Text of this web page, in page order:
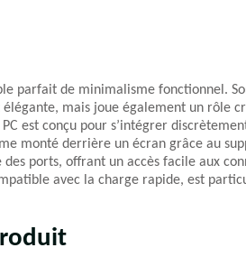
parfait de minimalisme fonctionnel.
mais joue également un rôle
est conçu pour s’intégrer
monté derrière un écran grâce au
ports, offrant un accès facile aux
avec la charge rapide, est